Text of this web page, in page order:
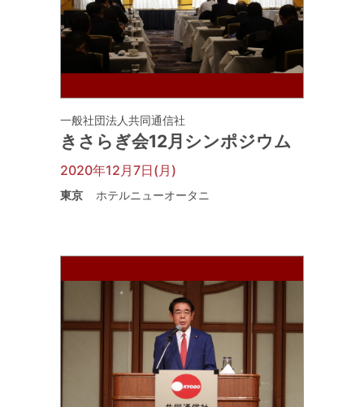
一般社団法人共同通信社
きさらぎ会12月シンポジウム
2020年12月7日(月)
東京 ホテルニューオータニ